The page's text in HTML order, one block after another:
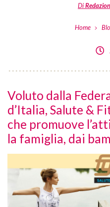
Di
Home
Voluto dalla
d’Italia, Salute &
che promuove
la famiglia, dai